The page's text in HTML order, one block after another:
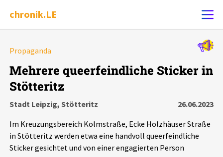
chronik.LE
Chronik
Leipziger Zustände
Propaganda
Mehrere queerfeindliche Sticker in
Stötteritz
Stadt Leipzig, Stötteritz
26.06.2023
Im Kreuzungsbereich Kolmstraße, Ecke Holzhäuser Straße
in Stötteritz werden etwa eine handvoll queerfeindliche
Sticker gesichtet und von einer engagierten Person
Alle Ereignisse
Ereignisse
Ereignisse